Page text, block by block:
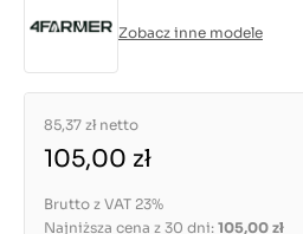
Zobacz inne modele
85,37 zł netto
105,00 zł
Brutto z VAT 23%
Najniższa cena z 30 dni: 105,00 zł